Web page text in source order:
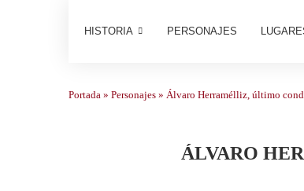
HISTORIA PERSONAJES
Portada » Personajes » Álvaro Herramélliz, último
ÁLVARO